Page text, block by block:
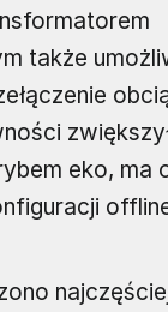
także
eko, ma